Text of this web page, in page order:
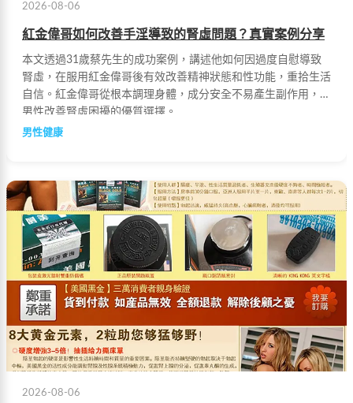
2026-08-06
紅金偉哥如何改善手淫導致的腎虛問題？真實案例分享
本文透過31歲蔡先生的成功案例，講述他如何因過度自慰導致
腎虛，在服用紅金偉哥後有效改善精神狀態和性功能，重拾生活
自信。紅金偉哥從根本調理身體，成分安全不易產生副作用，是
男性改善腎虛困擾的優質選擇。
男性健康
2026-08-06